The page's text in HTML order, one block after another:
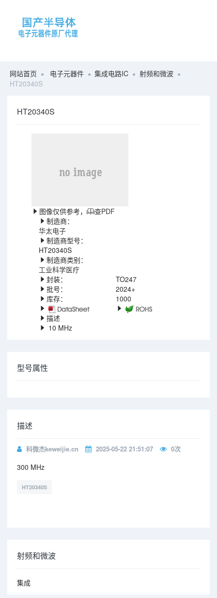
网站首页 电子元器件 集成电路IC
射频和微波
HT20340S
HT20340S
图像仅供参考，
查PDF
制造商：
华太电子
制造商型号：
HT20340S
制造商类别：
工业科学医疗
封装：
TO247
批号：
2024+
库存：
1000
描述
10 MHz
型号属性
描述
科微杰keweijie.cn 2025-05-22 21:51:07 0次
300 MHz
HT20340S
射频和微波
集成